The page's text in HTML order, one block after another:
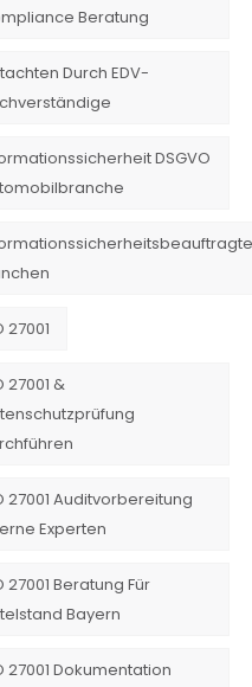
Beratung
Durch EDV-
DSGVO
27001
27001 &
27001 Auditvorbereitung
Experten
27001 Beratung Für
Bayern
27001 Dokumentation